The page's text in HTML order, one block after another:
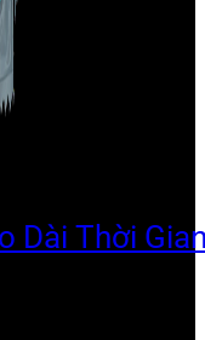
Dài Thời